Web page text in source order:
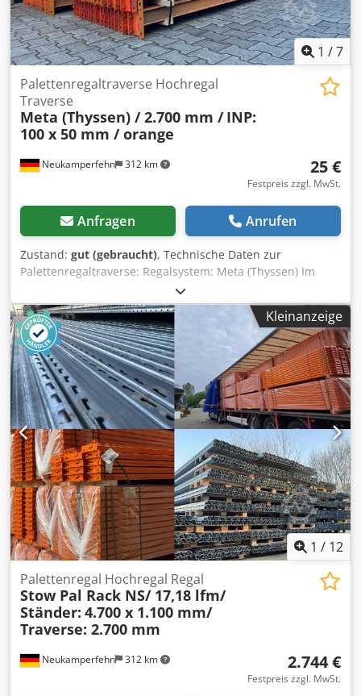
1 /7
Neukamperfehn 312 km
Palettenregaltraverse Hochregal
Traverse
Meta (Thyssen) / 2.700 mm / INP:
100 x 50 mm / orange
25 €
Festpreis zzgl. MwSt.
Anfragen Anrufen
Zustand: gut (gebraucht), Technische Daten zur
Palettenregaltraverse: Regalsystem: Meta (Thyssen) Im
Lieferumfang sind enthalten: 01x Palettenregaltraverse,
gebraucht Materialfarbe: orange INP Profil: 100 x 50 mm
Agraffe: 3 HK (Haken) lichte Weite: 2.700 mm max.
Belastung pro Traversenpaar Dedpfxsibngns Aavock 3.000
kg, bei gleichm. verteilter Last 02x Sicherungsstifte,
gebraucht Ausführung: kompl. verzinkt Zur Absicherung
der Längsträger gegen unbeabsichtigtes Herausheben
Kleinanzeige
1 / 12
Neukamperfehn 312 km
Palettenregal Hochregal Regal
Stow Pal Rack NS/ 17,18 lfm/
Ständer: 4.700 x 1.100 mm/
Traverse: 2.700 mm
2.744 €
Festpreis zzgl. MwSt.